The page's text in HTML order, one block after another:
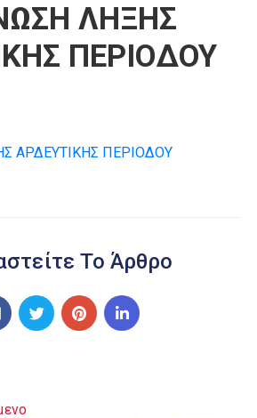
ΛΗΞΗΣ
ΠΕΡΙΟΔΟΥ
ΑΡΔΕΥΤΙΚΗΣ ΠΕΡΙΟΔΟΥ
Το Άρθρο